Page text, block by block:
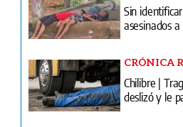
Sin
asesinados
CRÓNICA
Chilibre |
deslizó y le